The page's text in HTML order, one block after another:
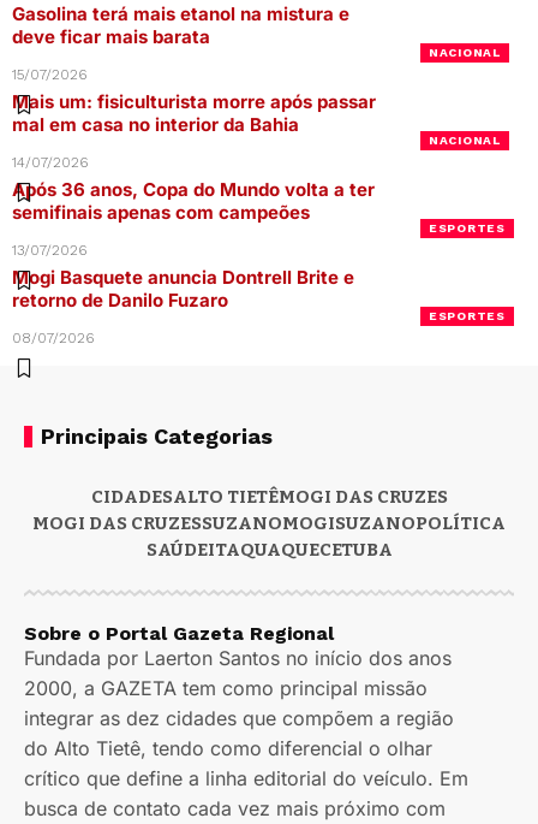
NACIONAL
Gasolina terá mais etanol na mistura e
deve ficar mais barata
15/07/2026
NACIONAL
Mais um: fisiculturista morre após passar
mal em casa no interior da Bahia
14/07/2026
ESPORTES
Após 36 anos, Copa do Mundo volta a ter
semifinais apenas com campeões
13/07/2026
ESPORTES
Mogi Basquete anuncia Dontrell Brite e
retorno de Danilo Fuzaro
08/07/2026
Principais Categorias
CIDADESALTO TIETÊMOGI DAS CRUZES
MOGI DAS CRUZESSUZANOMOGISUZANOPOLÍTICA
SAÚDEITAQUAQUECETUBA
Sobre o Portal Gazeta Regional
Fundada por Laerton Santos no início dos anos
2000, a GAZETA tem como principal missão
integrar as dez cidades que compõem a região
do Alto Tietê, tendo como diferencial o olhar
crítico que define a linha editorial do veículo. Em
busca de contato cada vez mais próximo com